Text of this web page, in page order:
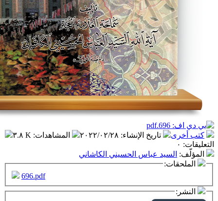
تاريخ الإنشاء:٢٠٢٢/٠٢/٢٨ المشاهدات:٣.٨ K
عباس الحسيني الكاشاني